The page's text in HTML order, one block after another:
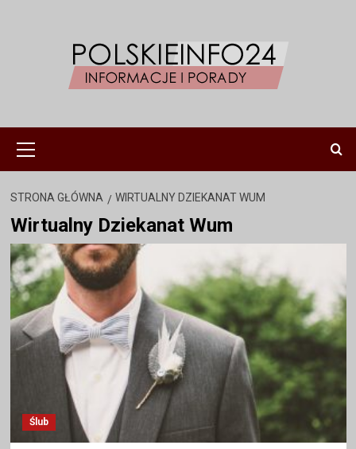
główne
STRONA GŁÓWNA WIRTUALNY DZIEKANAT WUM
Wirtualny Dziekanat Wum
Ślub